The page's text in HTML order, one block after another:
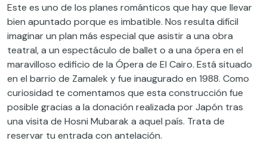
Este es uno de los planes románticos que hay que llevar
bien apuntado porque es imbatible. Nos resulta difícil
imaginar un plan más especial que asistir a una obra
teatral, a un espectáculo de ballet o a una ópera en el
maravilloso edificio de la Ópera de El Cairo. Está situado
en el barrio de Zamalek y fue inaugurado en 1988. Como
curiosidad te comentamos que esta construcción fue
posible gracias a la donación realizada por Japón tras
una visita de Hosni Mubarak a aquel país. Trata de
reservar tu entrada con antelación.